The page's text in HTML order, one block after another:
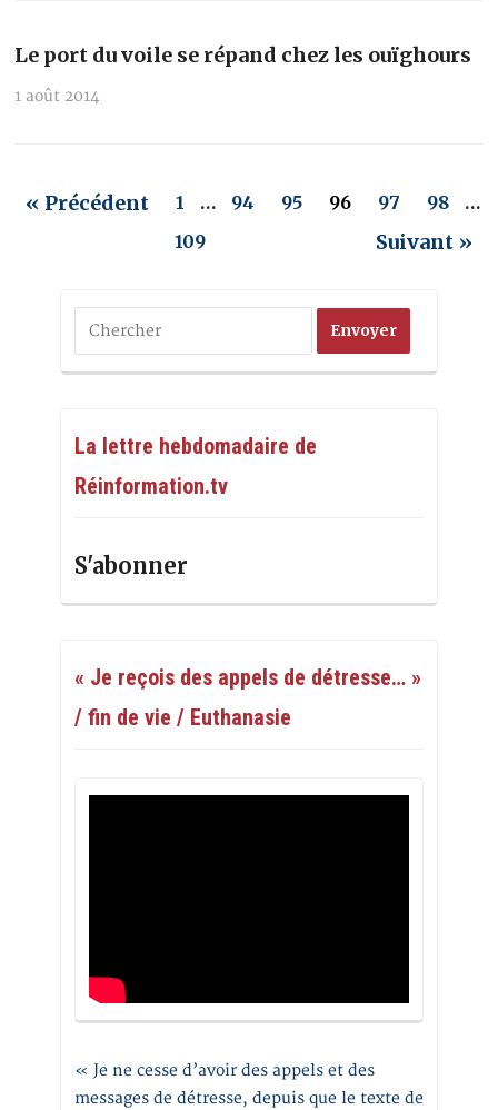
Le port du voile se répand chez les ouïghours
1 août 2014
« Précédent 1 … 94 95 96 97 98
…
109
Suivant »
La lettre hebdomadaire de
Réinformation.tv
S'abonner
« Je reçois des appels de détresse… »
/ fin de vie / Euthanasie
« Je ne cesse d’avoir des appels et des
messages de détresse, depuis que le texte de